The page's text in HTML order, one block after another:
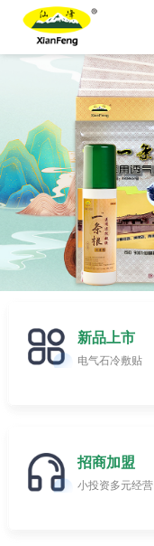
新品上市
电气石冷敷贴
招商加盟
小投资多元经营